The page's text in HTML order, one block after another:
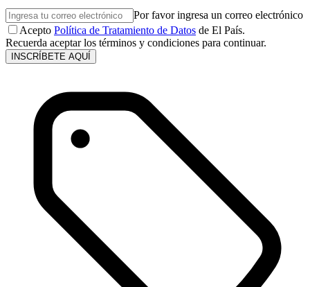
Por favor ingresa un correo electrónico
Acepto Política de Tratamiento de Datos de El País.
Recuerda aceptar los términos y condiciones para continuar.
INSCRÍBETE AQUÍ